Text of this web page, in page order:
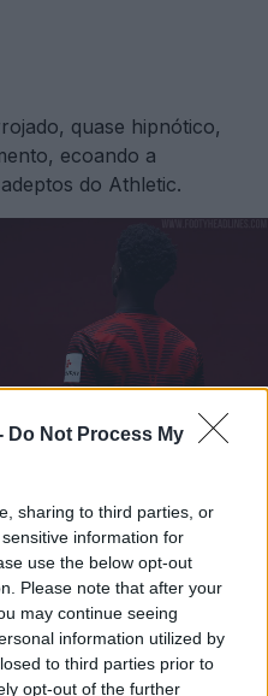
Do Not Process My
sharing to third parties, or
information for
use the below opt-out
Please note that after your
may continue seeing
information utilized by
to third parties prior to
opt-out of the further
quase hipnótico,
ecoando a
do Athletic.
Club 25-26 usa uma
horizontais pretas,
do leão. Um
colocado perto da gola